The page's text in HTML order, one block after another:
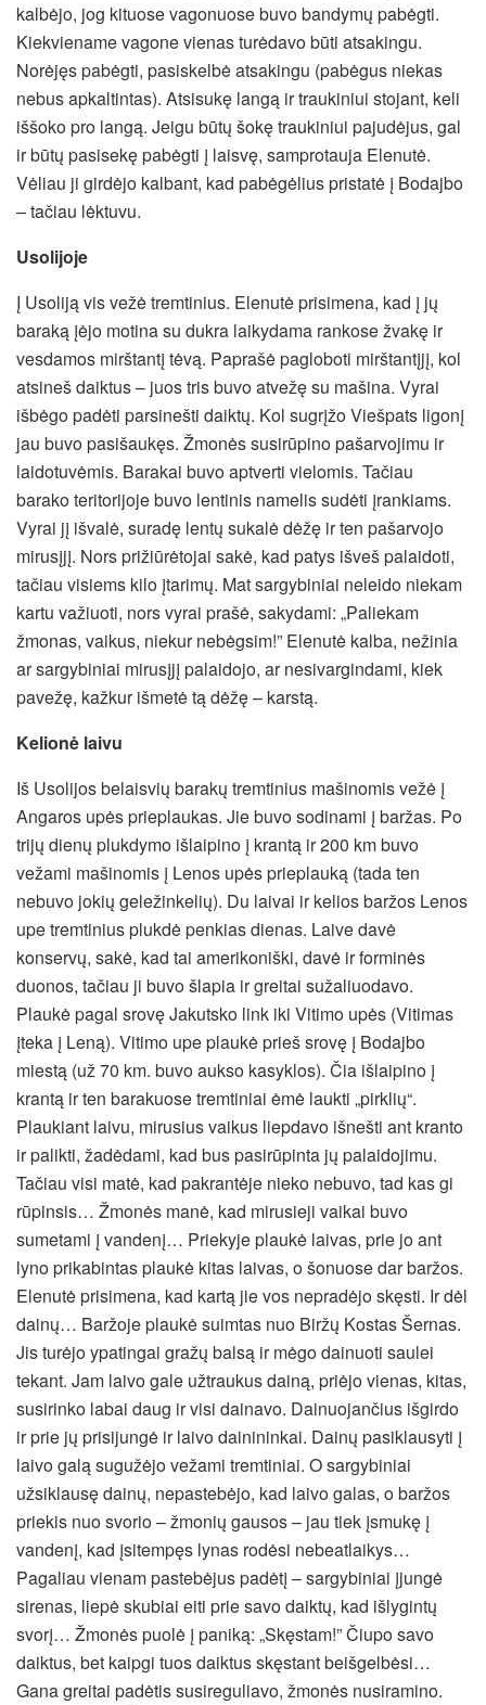
kalbėjo, jog kituose vagonuose buvo bandymų pabėgti.
Kiekviename vagone vienas turėdavo būti atsakingu.
Norėjęs pabėgti, pasiskelbė atsakingu (pabėgus niekas
nebus apkaltintas). Atsisukę langą ir traukiniui stojant, keli
iššoko pro langą. Jeigu būtų šokę traukiniui pajudėjus, gal
ir būtų pasisekę pabėgti į laisvę, samprotauja Elenutė.
Vėliau ji girdėjo kalbant, kad pabėgėlius pristatė į Bodajbo
– tačiau lėktuvu.
Usolijoje
Į Usoliją vis vežė tremtinius. Elenutė prisimena, kad į jų
baraką įėjo motina su dukra laikydama rankose žvakę ir
vesdamos mirštantį tėvą. Paprašė pagloboti mirštantįjį, kol
atsineš daiktus – juos tris buvo atvežę su mašina. Vyrai
išbėgo padėti parsinešti daiktų. Kol sugrįžo Viešpats ligonį
jau buvo pasišaukęs. Žmonės susirūpino pašarvojimu ir
laidotuvėmis. Barakai buvo aptverti vielomis. Tačiau
barako teritorijoje buvo lentinis namelis sudėti įrankiams.
Vyrai jį išvalė, suradę lentų sukalė dėžę ir ten pašarvojo
mirusįjį. Nors prižiūrėtojai sakė, kad patys išveš palaidoti,
tačiau visiems kilo įtarimų. Mat sargybiniai neleido niekam
kartu važiuoti, nors vyrai prašė, sakydami: „Paliekam
žmonas, vaikus, niekur nebėgsim!” Elenutė kalba, nežinia
ar sargybiniai mirusįjį palaidojo, ar nesivargindami, kiek
pavežę, kažkur išmetė tą dėžę – karstą.
Kelionė laivu
Iš Usolijos belaisvių barakų tremtinius mašinomis vežė į
Angaros upės prieplaukas. Jie buvo sodinami į baržas. Po
trijų dienų plukdymo išlaipino į krantą ir 200 km buvo
vežami mašinomis į Lenos upės prieplauką (tada ten
nebuvo jokių geležinkelių). Du laivai ir kelios baržos Lenos
upe tremtinius plukdė penkias dienas. Laive davė
konservų, sakė, kad tai amerikoniški, davė ir forminės
duonos, tačiau ji buvo šlapia ir greitai sužaliuodavo.
Plaukė pagal srovę Jakutsko link iki Vitimo upės (Vitimas
įteka į Leną). Vitimo upe plaukė prieš srovę į Bodajbo
miestą (už 70 km. buvo aukso kasyklos). Čia išlaipino į
krantą ir ten barakuose tremtiniai ėmė laukti „pirklių“.
Plaukiant laivu, mirusius vaikus liepdavo išnešti ant kranto
ir palikti, žadėdami, kad bus pasirūpinta jų palaidojimu.
Tačiau visi matė, kad pakrantėje nieko nebuvo, tad kas gi
rūpinsis… Žmonės manė, kad mirusieji vaikai buvo
sumetami į vandenį… Priekyje plaukė laivas, prie jo ant
lyno prikabintas plaukė kitas laivas, o šonuose dar baržos.
Elenutė prisimena, kad kartą jie vos nepradėjo skęsti. Ir dėl
dainų… Baržoje plaukė suimtas nuo Biržų Kostas Šernas.
Jis turėjo ypatingai gražų balsą ir mėgo dainuoti saulei
tekant. Jam laivo gale užtraukus dainą, priėjo vienas, kitas,
susirinko labai daug ir visi dainavo. Dainuojančius išgirdo
ir prie jų prisijungė ir laivo dainininkai. Dainų pasiklausyti į
laivo galą sugužėjo vežami tremtiniai. O sargybiniai
užsiklausę dainų, nepastebėjo, kad laivo galas, o baržos
priekis nuo svorio – žmonių gausos – jau tiek įsmukę į
vandenį, kad įsitempęs lynas rodėsi nebeatlaikys…
Pagaliau vienam pastebėjus padėtį – sargybiniai įjungė
sirenas, liepė skubiai eiti prie savo daiktų, kad išlygintų
svorį… Žmonės puolė į paniką: „Skęstam!” Čiupo savo
daiktus, bet kaipgi tuos daiktus skęstant beišgelbėsi…
Gana greitai padėtis susireguliavo, žmonės nusiramino.